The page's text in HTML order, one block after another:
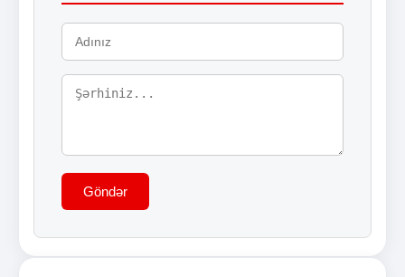
Göndər